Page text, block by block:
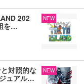
202
を…
NEW
対照的な
ュアル…
NEW